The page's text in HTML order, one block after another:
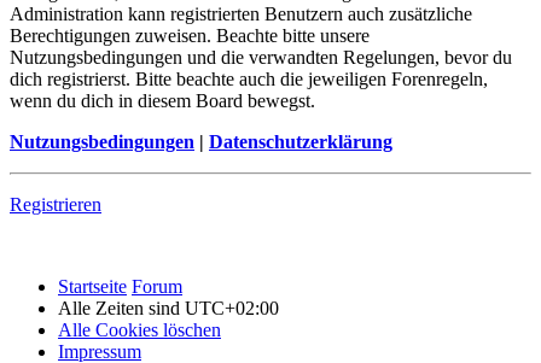
Administration kann registrierten Benutzern auch zusätzliche
Berechtigungen zuweisen. Beachte bitte unsere
Nutzungsbedingungen und die verwandten Regelungen, bevor du
dich registrierst. Bitte beachte auch die jeweiligen Forenregeln,
wenn du dich in diesem Board bewegst.
Nutzungsbedingungen | Datenschutzerklärung
Registrieren
Startseite Forum
Alle Zeiten sind UTC+02:00
Alle Cookies löschen
Impressum